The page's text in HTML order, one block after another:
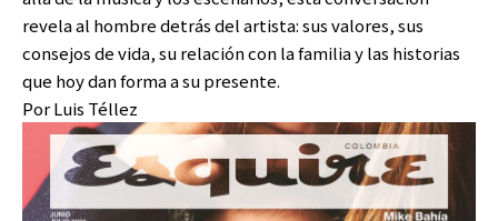
revela al hombre detrás del artista: sus valores, sus
consejos de vida, su relación con la familia y las historias
que hoy dan forma a su presente.
Por Luis Téllez